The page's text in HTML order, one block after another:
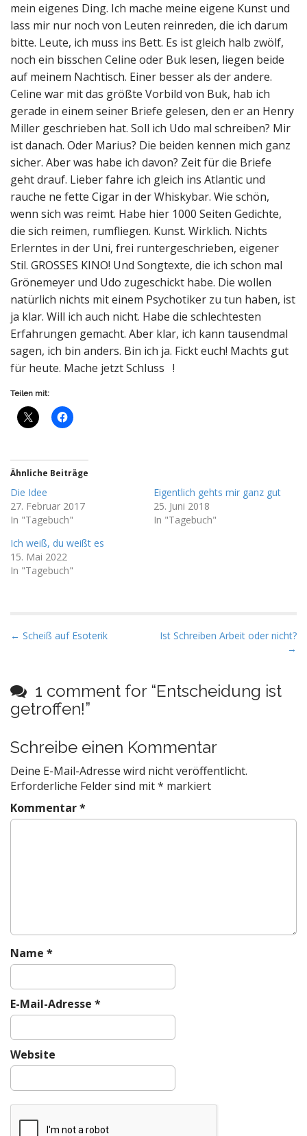
mein eigenes Ding. Ich mache meine eigene Kunst und
lass mir nur noch von Leuten reinreden, die ich darum
bitte. Leute, ich muss ins Bett. Es ist gleich halb zwölf,
noch ein bisschen Celine oder Buk lesen, liegen beide
auf meinem Nachtisch. Einer besser als der andere.
Celine war mit das größte Vorbild von Buk, hab ich
gerade in einem seiner Briefe gelesen, den er an Henry
Miller geschrieben hat. Soll ich Udo mal schreiben? Mir
ist danach. Oder Marius? Die beiden kennen mich ganz
sicher. Aber was habe ich davon? Zeit für die Briefe
geht drauf. Lieber fahre ich gleich ins Atlantic und
rauche ne fette Cigar in der Whiskybar. Wie schön,
wenn sich was reimt. Habe hier 1000 Seiten Gedichte,
die sich reimen, rumfliegen. Kunst. Wirklich. Nichts
Erlerntes in der Uni, frei runtergeschrieben, eigener
Stil. GROSSES KINO! Und Songtexte, die ich schon mal
Grönemeyer und Udo zugeschickt habe. Die wollen
natürlich nichts mit einem Psychotiker zu tun haben, ist
ja klar. Will ich auch nicht. Habe die schlechtesten
Erfahrungen gemacht. Aber klar, ich kann tausendmal
sagen, ich bin anders. Bin ich ja. Fickt euch! Machts gut
für heute. Mache jetzt Schluss !
Teilen mit:
Ähnliche Beiträge
Die Idee
27. Februar 2017
In "Tagebuch"
Eigentlich gehts mir ganz gut
25. Juni 2018
In "Tagebuch"
Ich weiß, du weißt es
15. Mai 2022
In "Tagebuch"
P
t
n
v
i
g
t
← Scheiß auf Esoterik
Ist Schreiben Arbeit oder nicht?
→
1 comment for “Entscheidung ist
getroffen!”
Schreibe einen Kommentar
Deine E-Mail-Adresse wird nicht veröffentlicht.
Erforderliche Felder sind mit* markiert
Kommentar*
Name *
E-Mail-Adresse *
Website